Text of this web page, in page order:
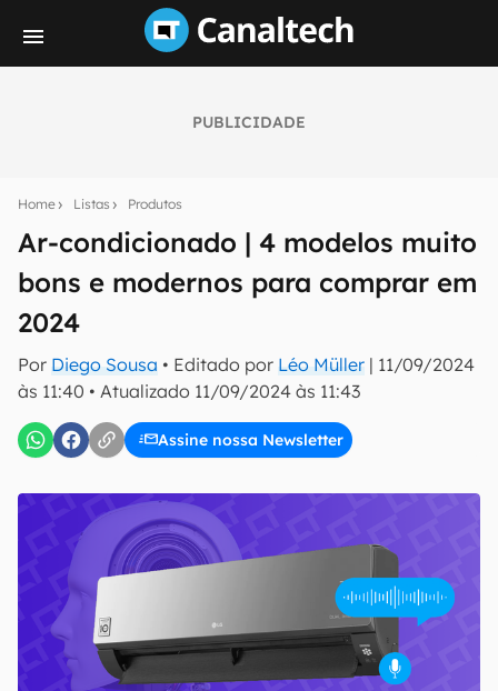
PUBLICIDADE
Home Listas Produtos
Ar-condicionado | 4 modelos muito
bons e modernos para comprar em
2024
Por Diego Sousa • Editado por Léo Müller | 11/09/2024
às 11:40 • Atualizado 11/09/2024 às 11:43
Assine nossa Newsletter
notícias e reviews sobre tecnologia em primeira
E-mail
inscreva-se
Confirmo que li, aceito e concordo com os Termos de
Uso e Política de Privacidade do Canaltech.